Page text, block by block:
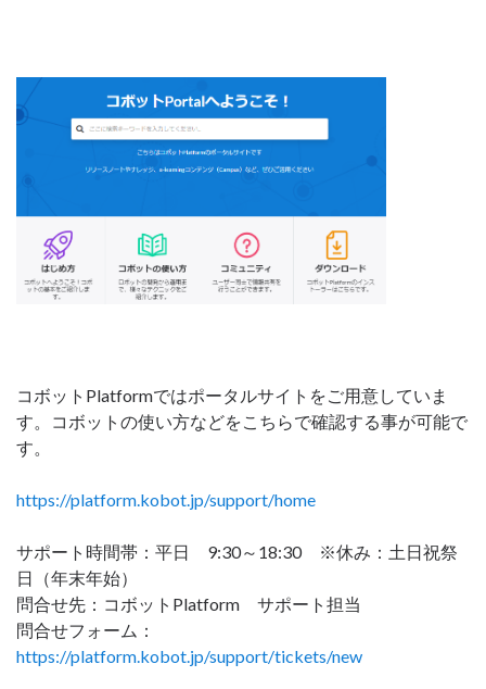
コボットPlatformではポータルサイトをご用意していま
す。コボットの使い方などをこちらで確認する事が可能で
す。
https://platform.kobot.jp/support/home
サポート時間帯：平日 9:30～18:30 ※休み：土日祝祭
日（年末年始）
問合せ先：コボットPlatform サポート担当
問合せフォーム：
https://platform.kobot.jp/support/tickets/new